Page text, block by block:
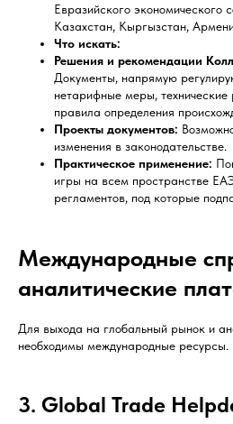
Евразийского экономического
Казахстан, Кыргызстан,
Что искать:
Решения и рекомендации
Документы, напрямую
нетарифные меры,
правила определения
Проекты документов:
изменения в законодательстве.
Практическое применение:
игры на всем пространстве
регламентов, под которые
Международные
аналитические
Для выхода на глобальный рынок и
необходимы международные ресурсы.
3. Global Trade